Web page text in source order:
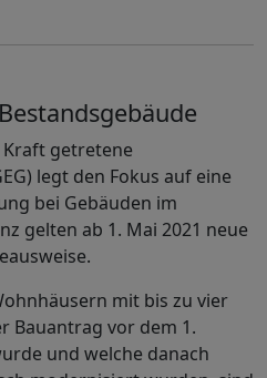
Kraft getretene
legt den Fokus auf eine
bei Gebäuden im
gelten ab 1. Mai 2021 neue
mit bis zu vier
Bauantrag vor dem 1.
und welche danach